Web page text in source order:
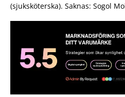
(sjuksköterska). Saknas: Sogol